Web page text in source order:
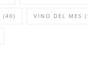
(40) VINO DEL MES